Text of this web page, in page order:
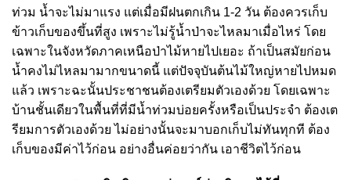
ท่วม น้ำจะไม่มาแรง แต่เมื่อมีฝนตกเกิน 1-2 วัน ต้องควรเก็บ
ข้าวเก็บของขึ้นที่สูง เพราะไม่รู้น้ำป่าจะไหลมาเมื่อไหร่ โดย
เฉพาะในจังหวัดภาคเหนือป่าไม้หายไปเยอะ ถ้าเป็นสมัยก่อน
น้ำคงไม่ไหลมามากขนาดนี้ แต่ปัจจุบันต้นไม้ใหญ่หายไปหมด
แล้ว เพราะฉะนั้นประชาชนต้องเตรียมตัวเองด้วย โดยเฉพาะ
บ้านชั้นเดียวในพื้นที่ที่มีน้ำท่วมบ่อยครั้งหรือเป็นประจำ ต้องเต
รียมการตัวเองด้วย ไม่อย่างนั้นจะมาบอกเก็บไม่ทันทุกที ต้อง
เก็บของมีค่าไว้ก่อน อย่างอื่นค่อยว่ากัน เอาชีวิตไว้ก่อน